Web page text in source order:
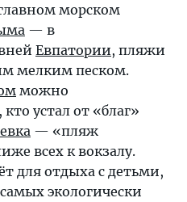
морском
— в
Евпатории, пляжи
мелким песком.
можно
устал от «благ»
— «пляж
всех к вокзалу.
для отдыха с детьми,
экологически